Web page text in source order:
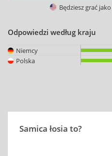
Będziesz grać jako
Odpowiedzi według kraju
Niemcy
Polska
Samica łosia to?